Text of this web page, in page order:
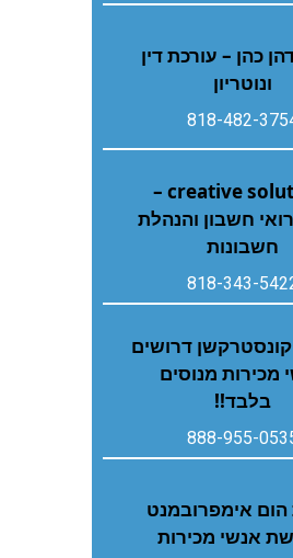
כהן – עורכת דין
ונוטריון
818-482-
creative solutions –
חשבון והנהלת
חשבונות
818-343-
דרושים
מכירות מנוסים
בלבד!!
888-955-
אימפרובמנט
אנשי מכירות